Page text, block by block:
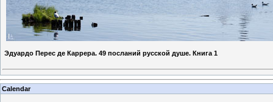
Эдуардо Перес де Каррера. 49 посланий русской душе. Книга 1
Calendar